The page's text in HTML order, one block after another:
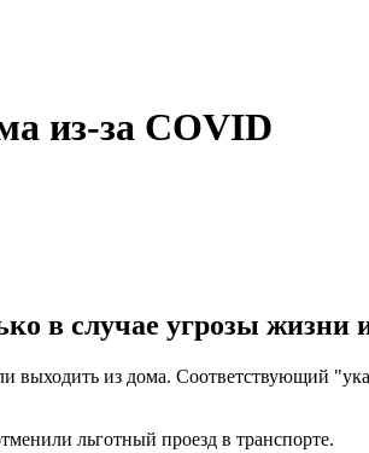
из-за COVID
в случае угрозы жизни
выходить из дома. Соответствующий
льготный проезд в транспорте.